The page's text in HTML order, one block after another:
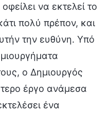
να εκτελεί το
πολύ πρέπον, και
την ευθύνη. Υπό
ο Δημιουργός
έργο ανάμεσα
ένα